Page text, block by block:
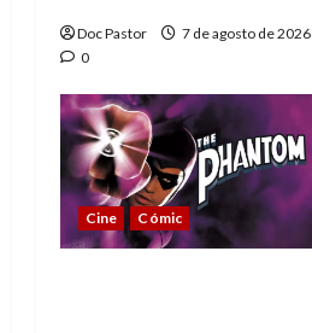
Doc Pastor
7 de agosto de 2026
0
Cine Cómic